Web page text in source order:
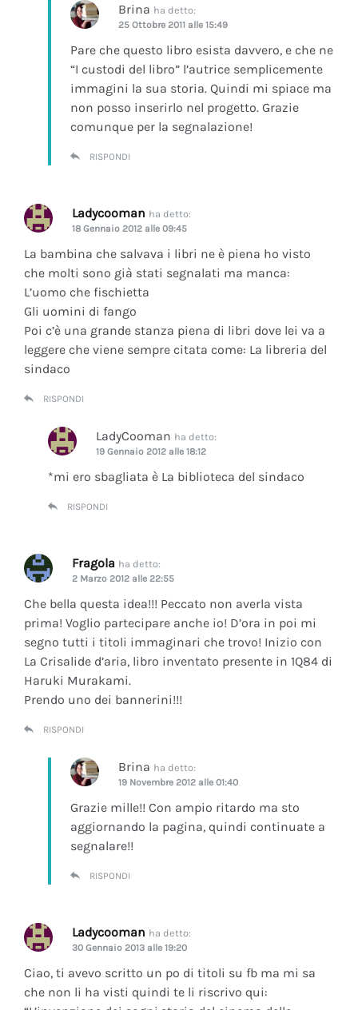
Brina ha detto:
25 Ottobre 2011 alle 15:49
Pare che questo libro esista davvero, e che ne
“I custodi del libro” l’autrice semplicemente
immagini la sua storia. Quindi mi spiace ma
non posso inserirlo nel progetto. Grazie
comunque per la segnalazione!
RISPONDI
Ladycooman ha detto:
18 Gennaio 2012 alle 09:45
La bambina che salvava i libri ne è piena ho visto
che molti sono già stati segnalati ma manca:
L’uomo che fischietta
Gli uomini di fango
Poi c’è una grande stanza piena di libri dove lei va a
leggere che viene sempre citata come: La libreria del
sindaco
RISPONDI
LadyCooman ha detto:
19 Gennaio 2012 alle 18:12
*mi ero sbagliata è La biblioteca del sindaco
RISPONDI
Fragola ha detto:
2 Marzo 2012 alle 22:55
Che bella questa idea!!! Peccato non averla vista
prima! Voglio partecipare anche io! D’ora in poi mi
segno tutti i titoli immaginari che trovo! Inizio con
La Crisalide d’aria, libro inventato presente in 1Q84 di
Haruki Murakami.
Prendo uno dei bannerini!!!
RISPONDI
Brina ha detto:
19 Novembre 2012 alle 01:40
Grazie mille!! Con ampio ritardo ma sto
aggiornando la pagina, quindi continuate a
segnalare!!
RISPONDI
Ladycooman ha detto:
30 Gennaio 2013 alle 19:20
Ciao, ti avevo scritto un po di titoli su fb ma mi sa
che non li ha visti quindi te li riscrivo qui: